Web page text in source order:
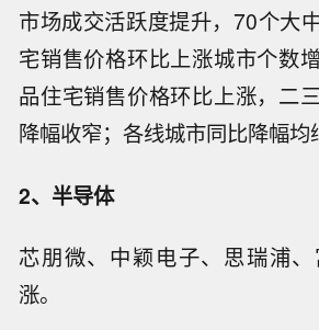
市场成交活跃度提升，70个大
宅销售价格环比上涨城市个数
品住宅销售价格环比上涨，二
降幅收窄；各线城市同比降幅均
2、半导体
芯朋微、中颖电子、思瑞浦
涨。